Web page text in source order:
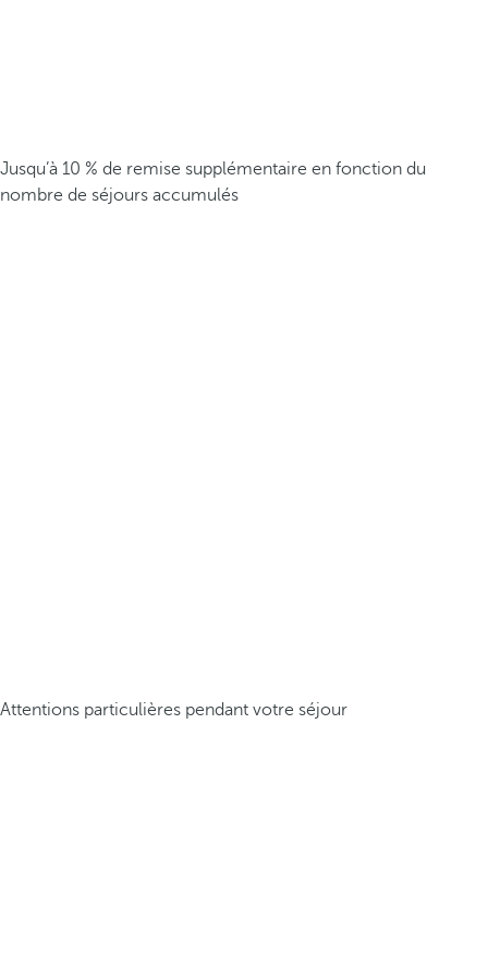
Jusqu’à 10 % de remise supplémentaire en fonction du
nombre de séjours accumulés
Attentions particulières pendant votre séjour